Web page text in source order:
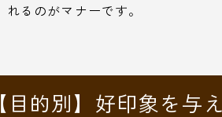
れるのがマナーです。
【目的別】好印象を与